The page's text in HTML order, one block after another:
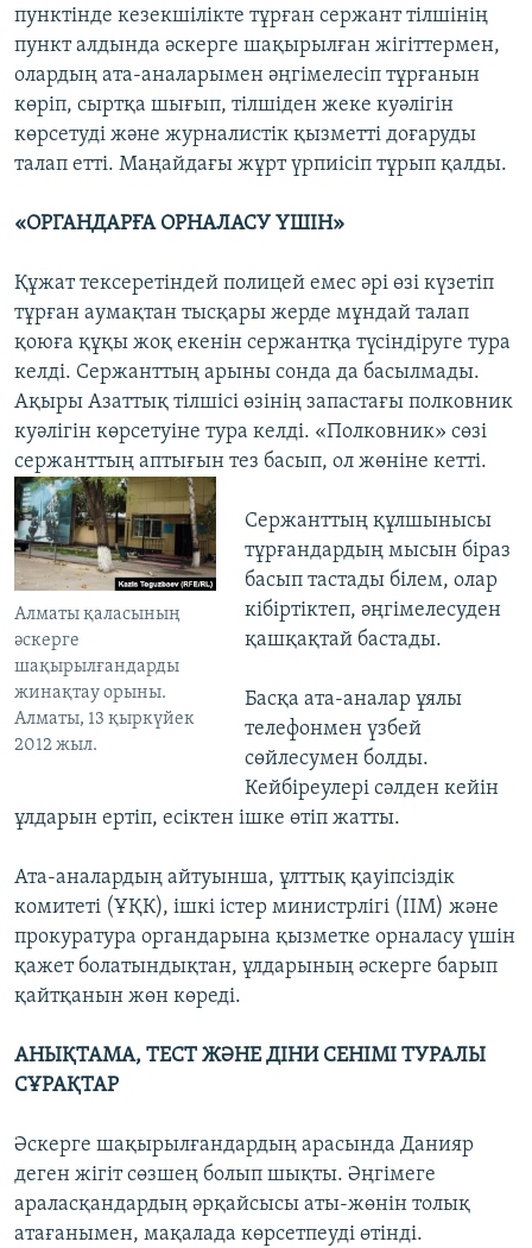
пунктінде кезекшілікте тұрған сержант тілшінің
пункт алдында әскерге шақырылған жігіттермен,
олардың ата-аналарымен әңгімелесіп тұрғанын
көріп, сыртқа шығып, тілшіден жеке куәлігін
көрсетуді және журналистік қызметті доғаруды
талап етті. Маңайдағы жұрт үрпиісіп тұрып қалды.
«ОРГАНДАРҒА ОРНАЛАСУ ҮШІН»
Құжат тексеретіндей полицей емес әрі өзі күзетіп
тұрған аумақтан тысқары жерде мұндай талап
қоюға құқы жоқ екенін сержантқа түсіндіруге тура
келді. Сержанттың арыны сонда да басылмады.
Ақыры Азаттық тілшісі өзінің запастағы полковник
куәлігін көрсетуіне тура келді. «Полковник» сөзі
сержанттың аптығын тез басып, ол жөніне кетті.
Алматы қаласының
әскерге
шақырылғандарды
жинақтау орыны.
Алматы, 13 қыркүйек
2012 жыл.
Сержанттың құлшынысы
тұрғандардың мысын біраз
басып тастады білем, олар
кібіртіктеп, әңгімелесуден
қашқақтай бастады.
Басқа ата-аналар ұялы
телефонмен үзбей
сөйлесумен болды.
Кейбіреулері сәлден кейін
ұлдарын ертіп, есіктен ішке өтіп жатты.
Ата-аналардың айтуынша, ұлттық қауіпсіздік
комитеті (ҰҚК), ішкі істер министрлігі (ІІМ) және
прокуратура органдарына қызметке орналасу үшін
қажет болатындықтан, ұлдарының әскерге барып
қайтқанын жөн көреді.
АНЫҚТАМА, ТЕСТ ЖӘНЕ ДІНИ СЕНІМІ ТУРАЛЫ
СҰРАҚТАР
Әскерге шақырылғандардың арасында Данияр
деген жігіт сөзшең болып шықты. Әңгімеге
араласқандардың әрқайсысы аты-жөнін толық
атағанымен, мақалада көрсетпеуді өтінді.